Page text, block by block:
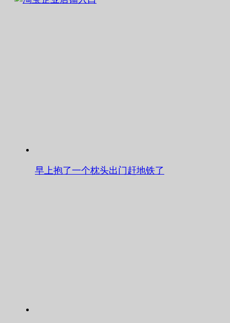
早上抱了一个枕头出门赶地铁了